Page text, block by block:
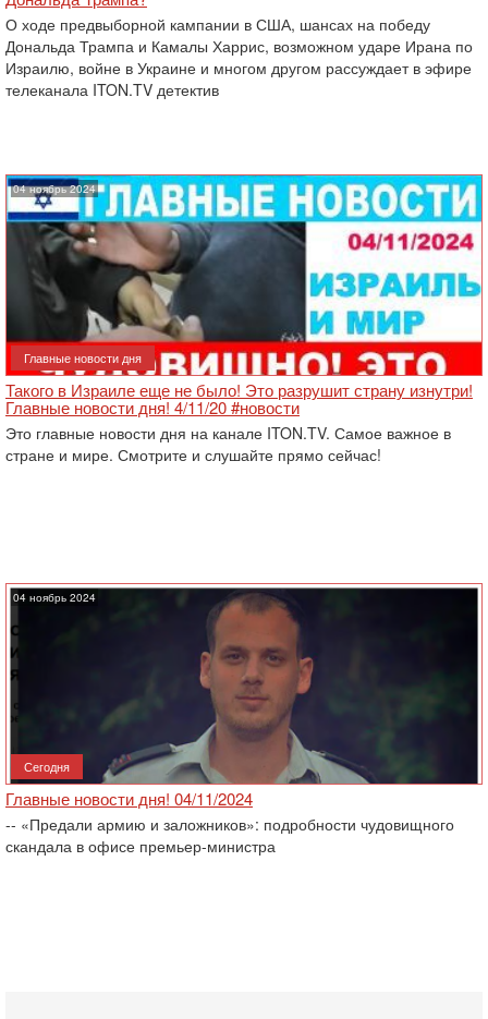
О ходе предвыборной кампании в США, шансах на победу
Дональда Трампа и Камалы Харрис, возможном ударе Ирана по
Израилю, войне в Украине и многом другом рассуждает в эфире
телеканала ITON.TV детектив
04 ноябрь 2024
Главные новости дня
Такого в Израиле еще не было! Это разрушит страну изнутри!
Главные новости дня! 4/11/20 #новости
Это главные новости дня на канале ITON.TV. Самое важное в
стране и мире. Смотрите и слушайте прямо сейчас!
04 ноябрь 2024
Сегодня
Главные новости дня! 04/11/2024
-- «Предали армию и заложников»: подробности чудовищного
скандала в офисе премьер-министра